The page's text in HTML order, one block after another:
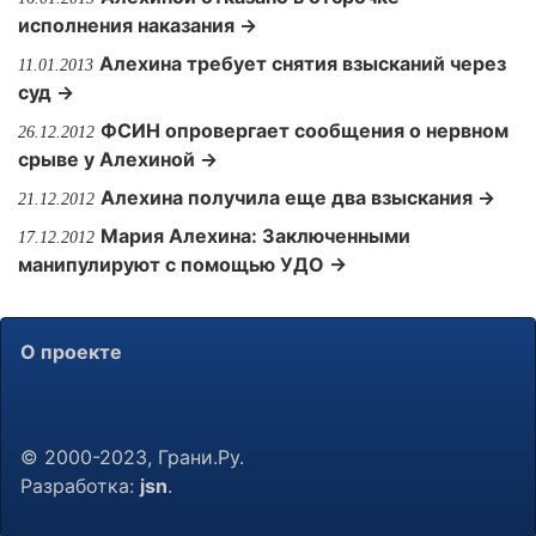
исполнения наказания →
11.01.2013 Алехина требует снятия взысканий через
суд →
26.12.2012 ФСИН опровергает сообщения о нервном
срыве у Алехиной →
21.12.2012 Алехина получила еще два взыскания →
17.12.2012 Мария Алехина: Заключенными
манипулируют с помощью УДО →
О проекте
© 2000-2023, Грани.Ру.
Разработка: jsn.